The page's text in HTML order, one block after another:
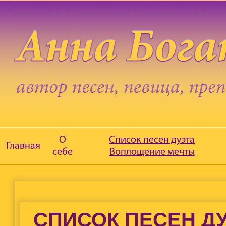
Главная
О
себе
Список песен дуэта
Воплощение мечты
СПИСОК ПЕСЕН